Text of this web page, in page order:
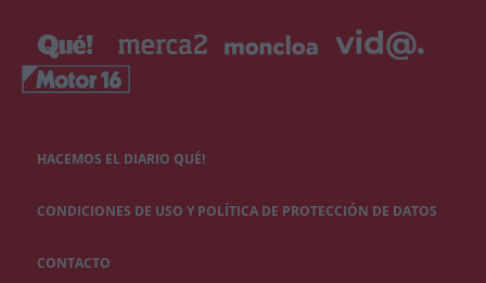
HACEMOS EL DIARIO QUÉ!
CONDICIONES DE USO Y POLÍTICA DE PROTECCIÓN DE DATOS
CONTACTO